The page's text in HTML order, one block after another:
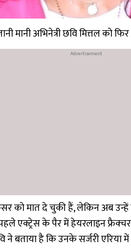
मानी अभिनेत्री छवि मित्तल को
को मात दे चुकी हैं, लेकिन अब
एक्ट्रेस के पैर में हेयरलाइन
ने बताया है कि उनके सर्जरी